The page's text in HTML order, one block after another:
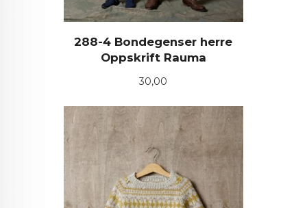
288-4 Bondegenser herre
Oppskrift Rauma
Pris
30,00